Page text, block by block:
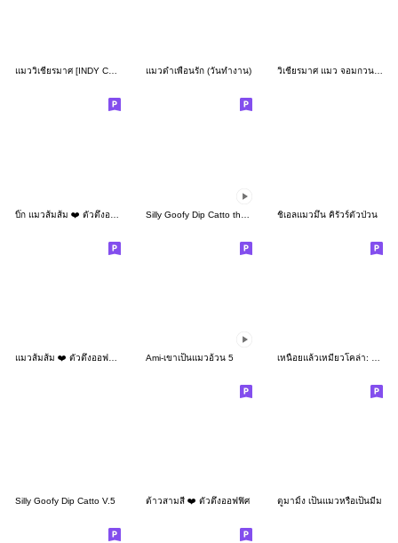
แมววิเชียรมาศ [INDY Cosplay] แมวดำเพื่อนรัก (วันทำงาน) วิเชียรมาศ แมว จอมกวน Siamese Cat
ชิเอลแมวมึน คิรัวร์ตัวป่วน
Ami-เขาเป็นแมวอ้วน 5
Silly Goofy Dip Catto V.5 ต้าวสามสี ❤️ ตัวตึงออฟฟิศ ตูมามิ้ง เป็นแมวหรือเป็นมีม